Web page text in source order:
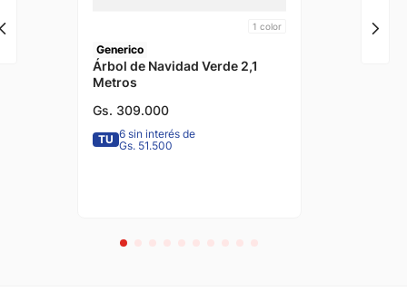
1 color
Generico
Árbol de Navidad Verde 2,1
Metros
Gs. 309.000
TU 6 sin interés de
Gs. 51.500